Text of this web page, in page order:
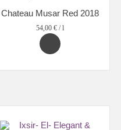
Chateau Musar Red 2018
54,00€ /l